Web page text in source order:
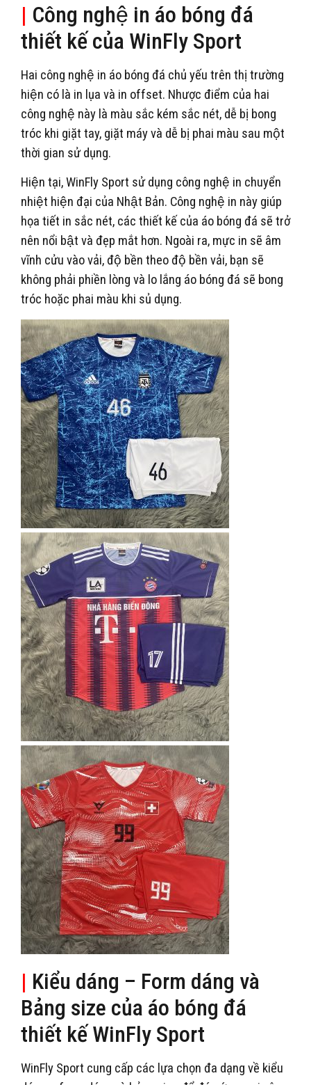
| Công nghệ in áo bóng đá
thiết kế của WinFly Sport
Hai công nghệ in áo bóng đá chủ yếu trên thị trường
hiện có là in lụa và in offset. Nhược điểm của hai
công nghệ này là màu sắc kém sắc nét, dễ bị bong
tróc khi giặt tay, giặt máy và dễ bị phai màu sau một
thời gian sử dụng.
Hiện tại, WinFly Sport sử dụng công nghệ in chuyển
nhiệt hiện đại của Nhật Bản. Công nghệ in này giúp
họa tiết in sắc nét, các thiết kế của áo bóng đá sẽ trở
nên nổi bật và đẹp mắt hơn. Ngoài ra, mực in sẽ âm
vĩnh cửu vào vải, độ bền theo độ bền vải, bạn sẽ
không phải phiền lòng và lo lắng áo bóng đá sẽ bong
tróc hoặc phai màu khi sủ dụng.
| Kiểu dáng – Form dáng và
Bảng size của áo bóng đá
thiết kế WinFly Sport
WinFly Sport cung cấp các lựa chọn đa dạng về kiểu